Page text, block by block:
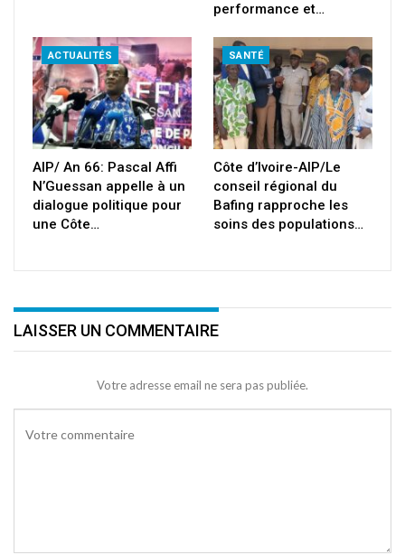
performance et…
ACTUALITÉS
AIP/ An 66: Pascal Affi
N’Guessan appelle à un
dialogue politique pour
une Côte…
SANTÉ
Côte d’Ivoire-AIP/Le
conseil régional du
Bafing rapproche les
soins des populations…
LAISSER UN COMMENTAIRE
Votre adresse email ne sera pas publiée.